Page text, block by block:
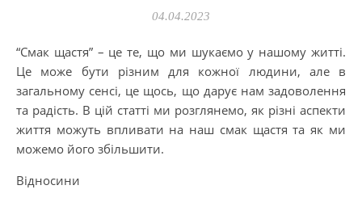
04.04.2023
“Смак щастя” – це те, що ми шукаємо у нашому житті.
Це може бути різним для кожної людини, але в
загальному сенсі, це щось, що дарує нам задоволення
та радість. В цій статті ми розглянемо, як різні аспекти
життя можуть впливати на наш смак щастя та як ми
можемо його збільшити.
Відносини